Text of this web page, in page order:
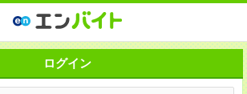
ログイン